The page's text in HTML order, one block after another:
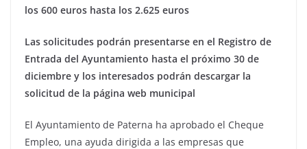
los 600 euros hasta los 2.625 euros
Las solicitudes podrán presentarse en el Registro de
Entrada del Ayuntamiento hasta el próximo 30 de
diciembre y los interesados podrán descargar la
solicitud de la página web municipal
El Ayuntamiento de Paterna ha aprobado el Cheque
Empleo, una ayuda dirigida a las empresas que